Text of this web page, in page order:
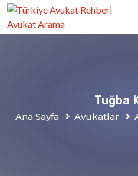
Tuğba
Ana Sayfa Avukatlar